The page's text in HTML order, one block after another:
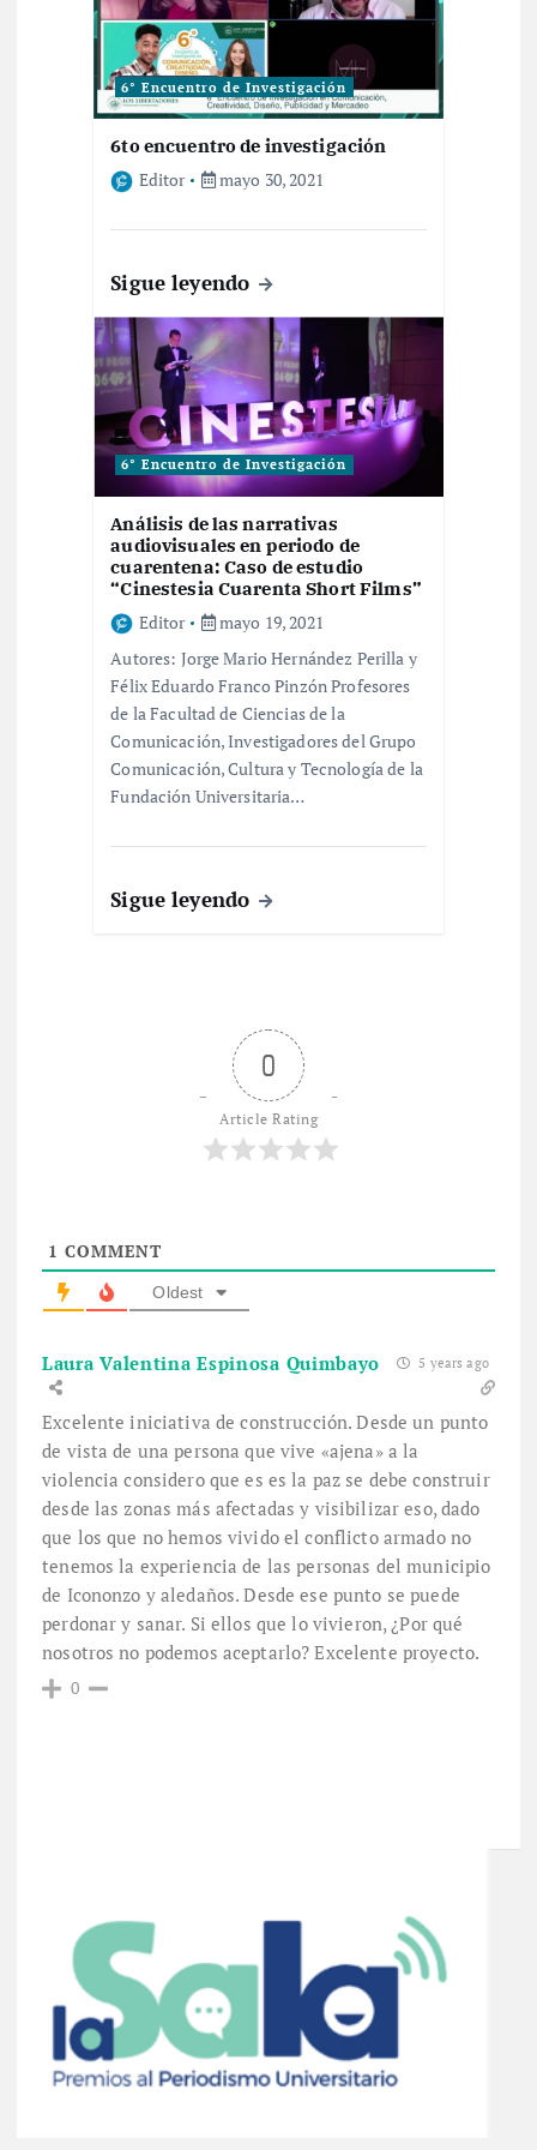
6° Encuentro de Investigación
6to encuentro de investigación
Editor
mayo 30, 2021
Sigue leyendo
6° Encuentro de Investigación
Análisis de las narrativas
audiovisuales en periodo de
cuarentena: Caso de estudio
“Cinestesia Cuarenta Short Films”
Editor
mayo 19, 2021
Autores: Jorge Mario Hernández Perilla y
Félix Eduardo Franco Pinzón Profesores
de la Facultad de Ciencias de la
Comunicación, Investigadores del Grupo
Comunicación, Cultura y Tecnología de la
Fundación Universitaria…
Sigue leyendo
0
Article Rating
1 COMMENT
Oldest
Laura Valentina Espinosa Quimbayo 5 years ago
Excelente iniciativa de construcción. Desde un punto
de vista de una persona que vive «ajena» a la
violencia considero que es es la paz se debe construir
desde las zonas más afectadas y visibilizar eso, dado
que los que no hemos vivido el conflicto armado no
tenemos la experiencia de las personas del municipio
de Icononzo y aledaños. Desde ese punto se puede
perdonar y sanar. Si ellos que lo vivieron, ¿Por qué
nosotros no podemos aceptarlo? Excelente proyecto.
0